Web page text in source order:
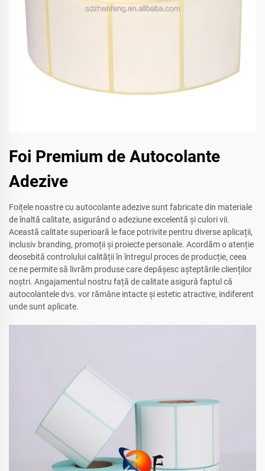
Foi Premium de Autocolante
Adezive
Foițele noastre cu autocolante adezive sunt fabricate din materiale
de înaltă calitate, asigurând o adeziune excelentă și culori vii.
Această calitate superioară le face potrivite pentru diverse aplicații,
inclusiv branding, promoții și proiecte personale. Acordăm o atenție
deosebită controlului calității în întregul proces de producție, ceea
ce ne permite să livrăm produse care depășesc așteptările clienților
noștri. Angajamentul nostru față de calitate asigură faptul că
autocolantele dvs. vor rămâne intacte și estetic atractive, indiferent
unde sunt aplicate.